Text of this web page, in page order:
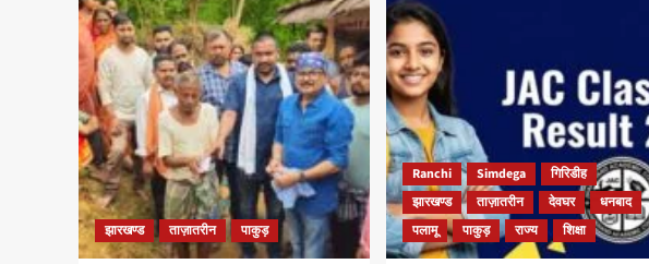
झारखण्ड ताज़ातरीन पाकुड़
Ranchi Simdega
गिरिडीह
झारखण्ड
ताज़ातरीन देवघर
धनबाद
पलामू
पाकुड़ राज्य शिक्षा